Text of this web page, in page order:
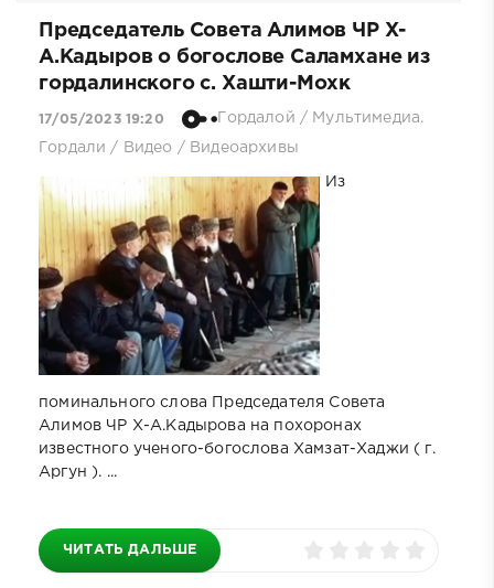
Председатель Совета Алимов ЧР Х-
А.Кадыров о богослове Саламхане из
гордалинского с. Хашти-Мохк
17/05/2023 19:20 Гордалой / Мультимедиа.
Гордали / Видео / Видеоархивы
Из
поминального слова Председателя Совета
Алимов ЧР Х-А.Кадырова на похоронах
известного ученого-богослова Хамзат-Хаджи ( г.
Аргун ). ...
ЧИТАТЬ ДАЛЬШЕ